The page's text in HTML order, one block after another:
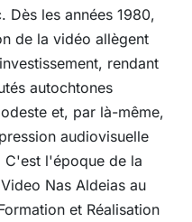
Dès les années 1980,
de la vidéo allègent
rendant
autochtones
et, par là-même,
audiovisuelle
l'époque de la
Nas Aldeias au
et Réalisation